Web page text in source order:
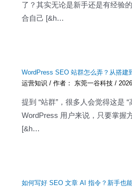
了？其实无论是新手还是有经验
合自己 [&h…
WordPress SEO 站群怎么弄？从搭建
运营知识 / 作者： 东莞一谷科技/
提到 “站群”，很多人会觉得这是
WordPress 用户来说，只要掌握
[&h…
如何写好 SEO 文章 AI 指令？新手也